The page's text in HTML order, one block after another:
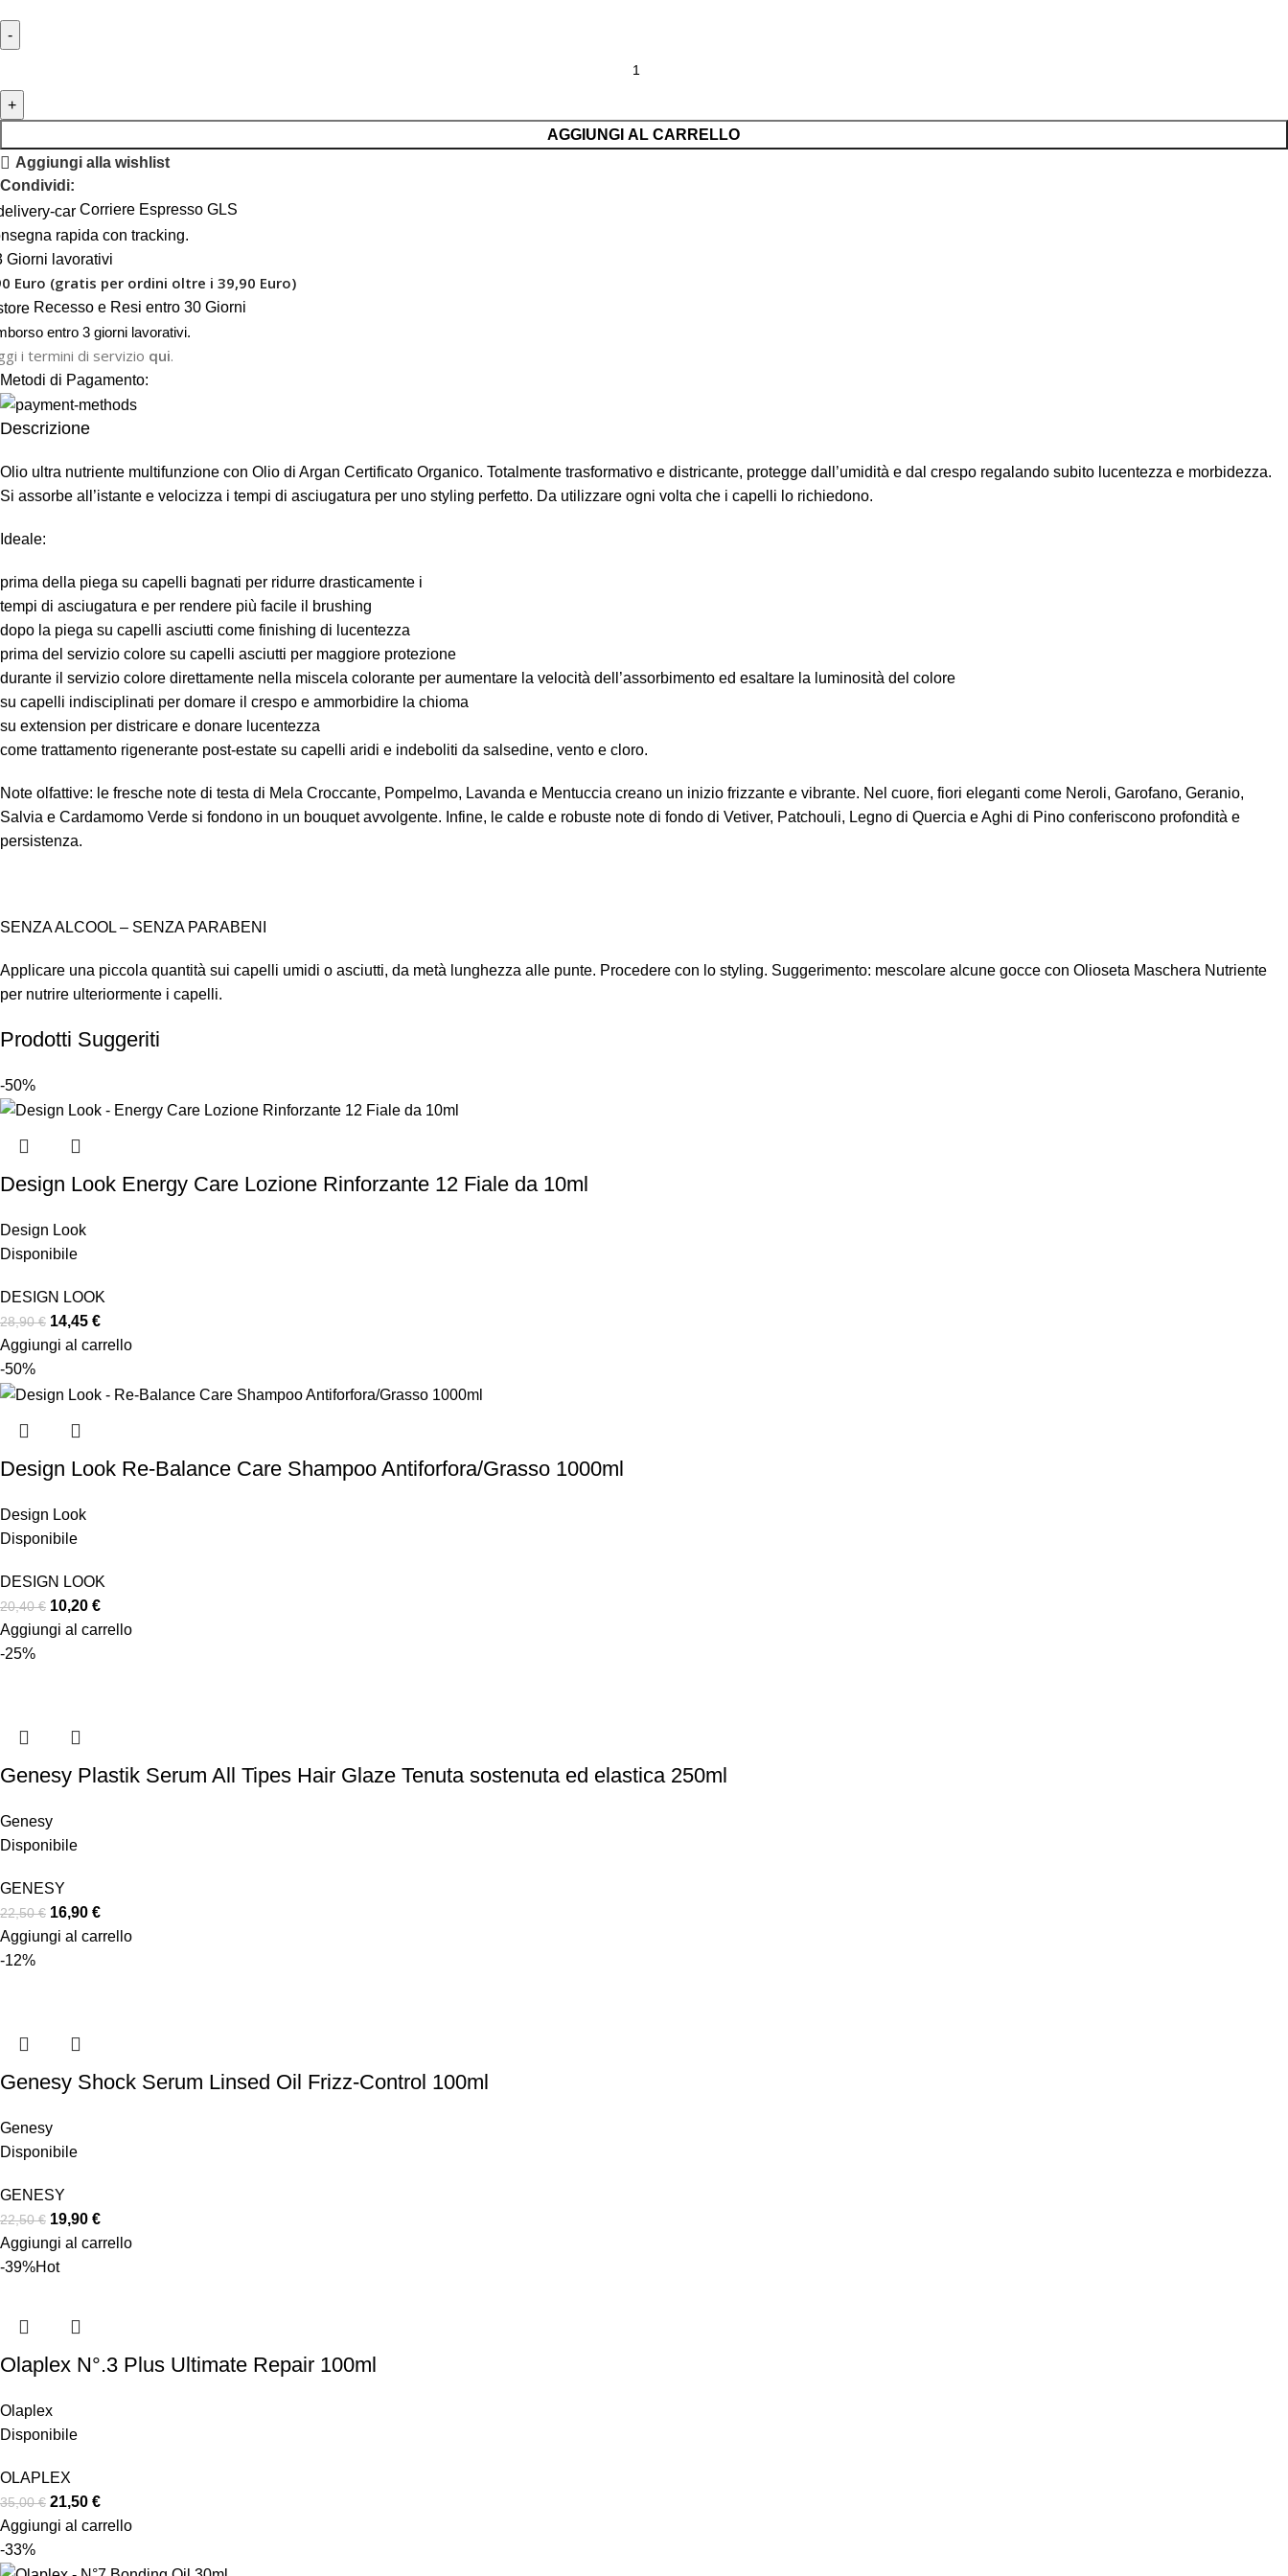
AGGIUNGI AL CARRELLO
Aggiungi alla wishlist
Condividi:
Corriere Espresso GLS
rapida con tracking.
Giorni lavorativi
Euro (gratis per ordini oltre i 39,90 Euro)
Recesso e Resi entro 30 Giorni
entro 3 giorni lavorativi.
i termini di servizio qui.
Metodi di Pagamento:
Descrizione
Olio ultra nutriente multifunzione con Olio di Argan Certificato Organico. Totalmente trasformativo e districante, protegge dall’umidità e dal crespo regalando subito lucentezza e morbidezza.
Si assorbe all’istante e velocizza i tempi di asciugatura per uno styling perfetto. Da utilizzare ogni volta che i capelli lo richiedono.
Ideale:
prima della piega su capelli bagnati per ridurre drasticamente i
tempi di asciugatura e per rendere più facile il brushing
dopo la piega su capelli asciutti come finishing di lucentezza
prima del servizio colore su capelli asciutti per maggiore protezione
durante il servizio colore direttamente nella miscela colorante per aumentare la velocità dell’assorbimento ed esaltare la luminosità del colore
su capelli indisciplinati per domare il crespo e ammorbidire la chioma
su extension per districare e donare lucentezza
come trattamento rigenerante post-estate su capelli aridi e indeboliti da salsedine, vento e cloro.
Note olfattive: le fresche note di testa di Mela Croccante, Pompelmo, Lavanda e Mentuccia creano un inizio frizzante e vibrante. Nel cuore, fiori eleganti come Neroli, Garofano, Geranio,
Salvia e Cardamomo Verde si fondono in un bouquet avvolgente. Infine, le calde e robuste note di fondo di Vetiver, Patchouli, Legno di Quercia e Aghi di Pino conferiscono profondità e
persistenza.
SENZA ALCOOL – SENZA PARABENI
Applicare una piccola quantità sui capelli umidi o asciutti, da metà lunghezza alle punte. Procedere con lo styling. Suggerimento: mescolare alcune gocce con Olioseta Maschera Nutriente
per nutrire ulteriormente i capelli.
Prodotti Suggeriti
-50%
Design Look Energy Care Lozione Rinforzante 12 Fiale da 10ml
Design Look
Disponibile
DESIGN LOOK
28,90€ 14,45 €
Aggiungi al carrello
-50%
Design Look Re-Balance Care Shampoo Antiforfora/Grasso 1000ml
Design Look
Disponibile
DESIGN LOOK
20,40€ 10,20 €
Aggiungi al carrello
-25%
Genesy Plastik Serum All Tipes Hair Glaze Tenuta sostenuta ed elastica 250ml
Genesy
Disponibile
GENESY
22,50€ 16,90 €
Aggiungi al carrello
-12%
Genesy Shock Serum Linsed Oil Frizz-Control 100ml
Genesy
Disponibile
GENESY
22,50€ 19,90 €
Aggiungi al carrello
-39%Hot
Olaplex N°.3 Plus Ultimate Repair 100ml
Olaplex
Disponibile
OLAPLEX
35,00€ 21,50 €
Aggiungi al carrello
-33%